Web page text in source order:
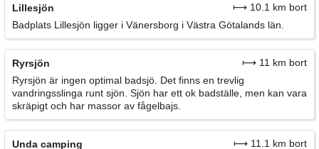
Lillesjön
⟼ 10.1 km bort
Badplats Lillesjön ligger i Vänersborg i Västra Götalands län.
Ryrsjön
⟼ 11 km bort
Ryrsjön är ingen optimal badsjö. Det finns en trevlig
vandringsslinga runt sjön. Sjön har ett ok badställe, men kan vara
skräpigt och har massor av fågelbajs.
Unda camping
⟼ 11.1 km bort